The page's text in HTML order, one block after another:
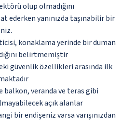
olup olmadığını
ederken yanınızda taşınabilir bir
konaklama yerinde bir duman
belirtmemiştir
güvenlik özellikleri arasında ilk
balkon, veranda ve teras gibi
açık alanlar
bir endişeniz varsa varışınızdan